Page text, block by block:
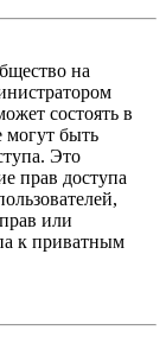
на
состоять в
могут быть
Это
прав доступа
или
к приватным